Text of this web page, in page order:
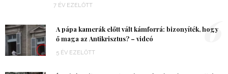
7 ÉV EZELŐTT
A pápa kamerák előtt vált kámforrá: bizonyíték, hogy
ő maga az Antikrisztus? – videó
5 ÉV EZELŐTT
6